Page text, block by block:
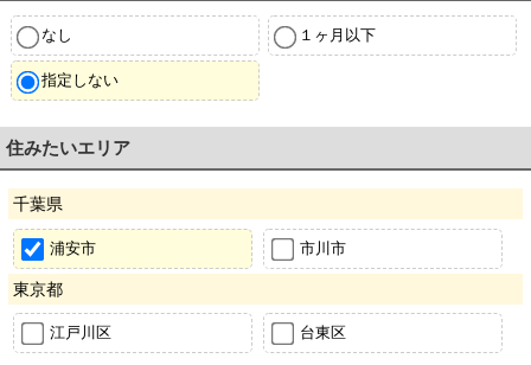
なし １ヶ月以下
指定しない
住みたいエリア
千葉県
浦安市 市川市
東京都
江戸川区 台東区